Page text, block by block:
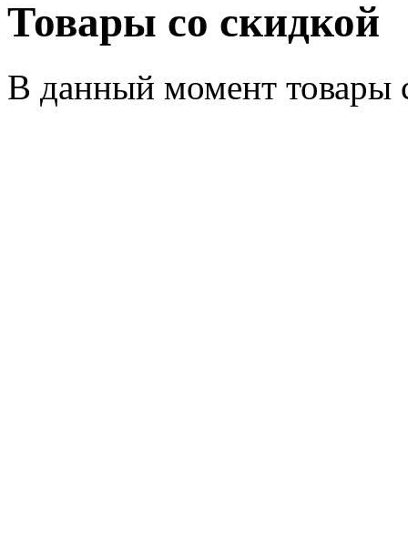
Товары со скидкой
В данный момент товары